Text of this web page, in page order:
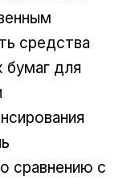
средства
бумаг для
сравнению с